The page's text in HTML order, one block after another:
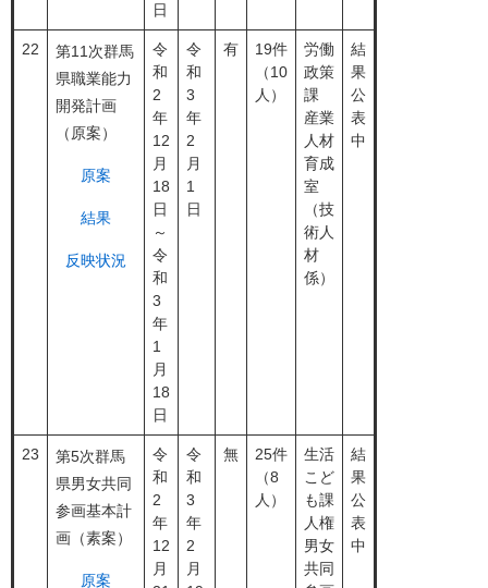
日
22
第11次群馬
県職業能力
開発計画
（原案）
原案
結果
反映状況
令
和
2
年
12
月
18
日
～
令
和
3
年
1
月
18
日
令
和
3
年
2
月
1
日
有
19件
（10
人）
労働
政策
課
産業
人材
育成
室
（技
術人
材
係）
結
果
公
表
中
23
第5次群馬
県男女共同
参画基本計
画（素案）
原案
令
和
2
年
12
月
令
和
3
年
2
月
無
25件
（8
人）
生活
こど
も課
人権
男女
共同
結
果
公
表
中